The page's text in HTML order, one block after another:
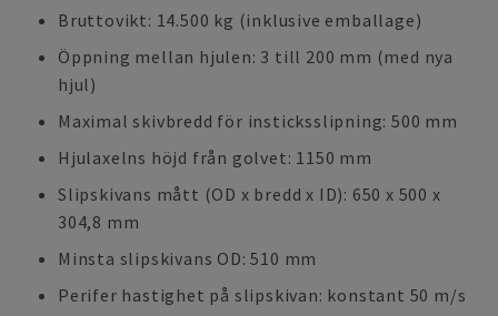
Bruttovikt: 14.500 kg (inklusive emballage)
Öppning mellan hjulen: 3 till 200 mm (med nya
hjul)
Maximal skivbredd för insticksslipning: 500 mm
Hjulaxelns höjd från golvet: 1150 mm
Slipskivans mått (OD x bredd x ID): 650 x 500 x
304,8 mm
Minsta slipskivans OD: 510 mm
Perifer hastighet på slipskivan: konstant 50 m/s